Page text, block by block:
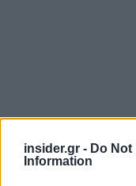
insider.gr - Do Not
Information